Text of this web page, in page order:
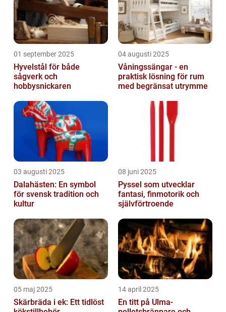
01 september 2025
Hyvelstål för både
sågverk och
hobbysnickaren
04 augusti 2025
Våningssängar - en
praktisk lösning för rum
med begränsat utrymme
03 augusti 2025
Dalahästen: En symbol
för svensk tradition och
kultur
08 juni 2025
Pyssel som utvecklar
fantasi, finmotorik och
självförtroende
05 maj 2025
Skärbräda i ek: Ett tidlöst
14 april 2025
En titt på Ulma-